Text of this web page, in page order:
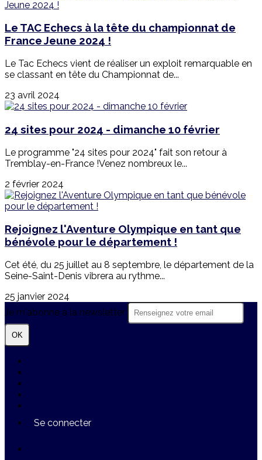
Le TAC Echecs à la tête du championnat de
France Jeune 2024 !
Le Tac Echecs vient de réaliser un exploit remarquable en
se classant en tête du Championnat de...
23 avril 2024
24 sites pour 2024 - dimanche 10 février
Le programme "24 sites pour 2024" fait son retour à
Tremblay-en-France !Venez nombreux le...
2 février 2024
Rejoignez l'Aventure Olympique en tant que
bénévole pour le département !
Cet été, du 25 juillet au 8 septembre, le département de la
Seine-Saint-Denis vibrera au rythme...
25 janvier 2024
Je m'abonne à la newsletter
OK
Se connecter